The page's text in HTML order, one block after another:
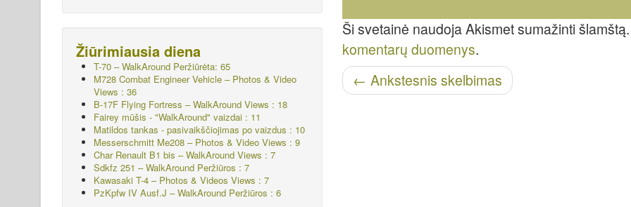
Ši svetainė naudoja Akismet sumažinti
komentarų duomenys.
Skelbti naršymą
← Ankstesnis skelbimas
Žiūrimiausia diena
T-70 – WalkAround Peržiūrėta: 65
M728 Combat Engineer Vehicle – Photos & Video
Views : 36
B-17F Flying Fortress – WalkAround Views : 18
Fairey mūšis - "WalkAround" vaizdai : 11
Matildos tankas - pasivaikščiojimas po vaizdus : 10
Messerschmitt Me208 – Photos & Video Views : 9
Char Renault B1 bis – WalkAround Views : 7
Sdkfz 251 – WalkAround Peržiūros : 7
Kawasaki T-4 – Photos & Videos Views : 7
PzKpfw IV Ausf.J – WalkAround Peržiūros : 6